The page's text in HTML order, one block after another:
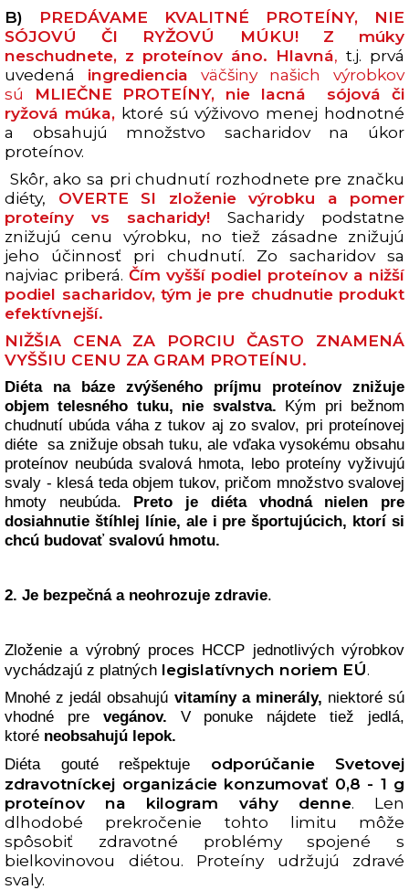
B) PREDÁVAME KVALITNÉ PROTEÍNY, NIE
SÓJOVÚ ČI RYŽOVÚ MÚKU! Z múky
neschudnete, z proteínov áno. Hlavná, t.j. prvá
uvedená
ingrediencia väčšiny našich výrobkov
sú
MLIEČNE PROTEÍNY, nie lacná sójová či
ryžová múka, ktoré sú výživovo menej hodnotné
a obsahujú množstvo sacharidov na úkor
proteínov.
Skôr, ako sa pri chudnutí rozhodnete pre značku
diéty,
OVERTE SI
zloženie výrobku a pomer
proteíny vs sacharidy! Sacharidy podstatne
znižujú cenu výrobku, no tiež zásadne znižujú
jeho účinnosť pri chudnutí. Zo sacharidov sa
najviac priberá. Čím vyšší podiel proteínov a nižší
podiel sacharidov, tým je pre chudnutie produkt
efektívnejší.
NIŽŠIA CENA ZA PORCIU ČASTO ZNAMENÁ
VYŠŠIU CENU ZA GRAM PROTEÍNU.
Diéta na báze zvýšeného príjmu proteínov znižuje
objem telesného tuku, nie svalstva. Kým pri bežnom
chudnutí ubúda váha z tukov aj zo svalov, pri proteínovej
diéte sa znižuje obsah tuku, ale vďaka vysokému obsahu
proteínov neubúda svalová hmota, lebo proteíny vyživujú
svaly - klesá teda objem tukov, pričom množstvo svalovej
hmoty neubúda. Preto je diéta vhodná nielen pre
dosiahnutie štíhlej línie, ale i pre športujúcich, ktorí si
chcú budovať svalovú hmotu.
2. Je bezpečná a neohrozuje zdravie.
Zloženie a výrobný proces HCCP jednotlivých výrobkov
vychádzajú z platných legislatívnych noriem EÚ.
Mnohé z jedál obsahujú vitamíny a minerály, niektoré sú
vhodné prevegánov. V ponuke nájdete tiež jedlá,
ktoré neobsahujú lepok.
Diéta gouté rešpektuje odporúčanie Svetovej
zdravotníckej organizácie konzumovať 0,8 - 1 g
proteínov na kilogram váhy denne. Len
dlhodobé prekročenie tohto limitu môže
spôsobiť zdravotné problémy spojené s
bielkovinovou diétou. Proteíny udržujú zdravé
svaly.